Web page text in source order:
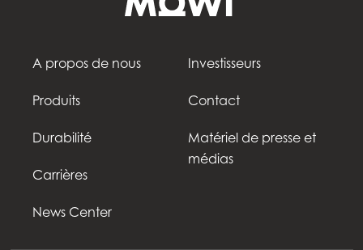
A propos de nous
Produits
Durabilité
Carrières
News Center
Investisseurs
Contact
Matériel de presse et
médias